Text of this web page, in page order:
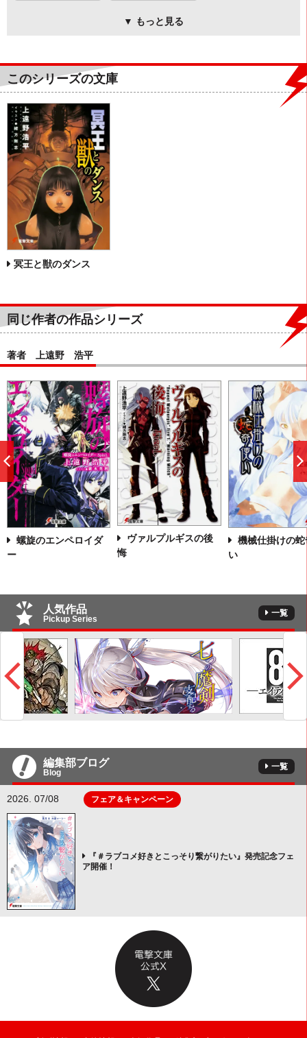
▼ もっと見る
このシリーズの文庫
冥王と獣のダンス
同じ作者の作品シリーズ
著者 上遠野 浩平
螺旋のエンペロイダ
ー
ヴァルプルギスの後
悔
機械仕掛けの蛇
い
前
へ
人気作品
Pickup Series
一覧
編集部ブログ
Blog
一覧
2026. 07/08 フェア＆キャンペーン
『＃ラブコメ好きとこっそり繋がりたい』発売記念フェ
ア開催！